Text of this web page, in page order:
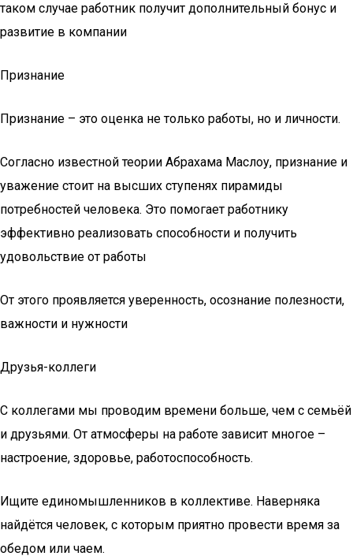
таком случае работник получит дополнительный бонус и
развитие в компании
Признание
Признание – это оценка не только работы, но и личности.
Согласно известной теории Абрахама Маслоу, признание и
уважение стоит на высших ступенях пирамиды
потребностей человека. Это помогает работнику
эффективно реализовать способности и получить
удовольствие от работы
От этого проявляется уверенность, осознание полезности,
важности и нужности
Друзья-коллеги
С коллегами мы проводим времени больше, чем с семьёй
и друзьями. От атмосферы на работе зависит многое –
настроение, здоровье, работоспособность.
Ищите единомышленников в коллективе. Наверняка
найдётся человек, с которым приятно провести время за
обедом или чаем.